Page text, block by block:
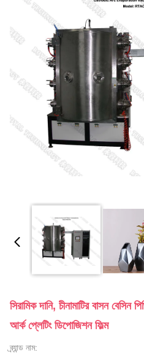
সিরামিক দানি, চীনামাটির বাসন বেসিন
আর্ক প্লেটিং ডিপোজিশন ফিল্ম
ব্র্যান্ড নাম: